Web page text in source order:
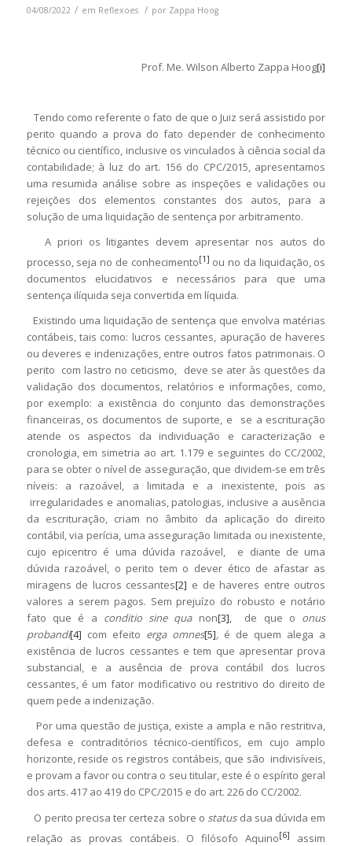
04/08/2022 / em Reflexoes / por Zappa Hoog
Prof. Me. Wilson Alberto Zappa Hoog[i]
Tendo como referente o fato de que o Juiz será assistido por
perito quando a prova do fato depender de conhecimento
técnico ou científico, inclusive os vinculados à ciência social da
contabilidade; à luz do art. 156 do CPC/2015, apresentamos
uma resumida análise sobre as inspeções e validações ou
rejeições dos elementos constantes dos autos, para a
solução de uma liquidação de sentença por arbitramento.
A priori os litigantes devem apresentar nos autos do
processo, seja no de conhecimento[1] ou no da liquidação, os
documentos elucidativos e necessários para que uma
sentença ilíquida seja convertida em líquida.
Existindo uma liquidação de sentença que envolva matérias
contábeis, tais como: lucros cessantes, apuração de haveres
ou deveres e indenizações, entre outros fatos patrimonais. O
perito com lastro no ceticismo, deve se ater às questões da
validação dos documentos, relatórios e informações, como,
por exemplo: a existência do conjunto das demonstrações
financeiras, os documentos de suporte, e se a escrituração
atende os aspectos da individuação e caracterização e
cronologia, em simetria ao art. 1.179 e seguintes do CC/2002,
para se obter o nível de asseguração, que dividem-se em três
níveis: a razoável, a limitada e a inexistente, pois as
irregularidades e anomalias, patologias, inclusive a ausência
da escrituração, criam no âmbito da aplicação do direito
contábil, via perícia, uma asseguração limitada ou inexistente,
cujo epicentro é uma dúvida razoável, e diante de uma
dúvida razoável, o perito tem o dever ético de afastar as
miragens de lucros cessantes[2] e de haveres entre outros
valores a serem pagos. Sem prejuízo do robusto e notário
fato que é a conditio sine quanon[3], de que o onus
probandi[4] com efeito erga omnes[5], é de quem alega a
existência de lucros cessantes e tem que apresentar prova
substancial, e a ausência de prova contábil dos lucros
cessantes, é um fator modificativo ou restritivo do direito de
quem pede a indenização.
Por uma questão de justiça, existe a ampla e não restritiva,
defesa e contraditórios técnico-científicos, em cujo amplo
horizonte, reside os registros contábeis, que são indivisíveis,
e provam a favor ou contra o seu titular, este é o espírito geral
dos arts. 417 ao 419 do CPC/2015 e do art. 226 do CC/2002.
O perito precisa ter certeza sobre o statusda sua dúvida em
relação as provas contábeis. O filósofo Aquino[6]
assim